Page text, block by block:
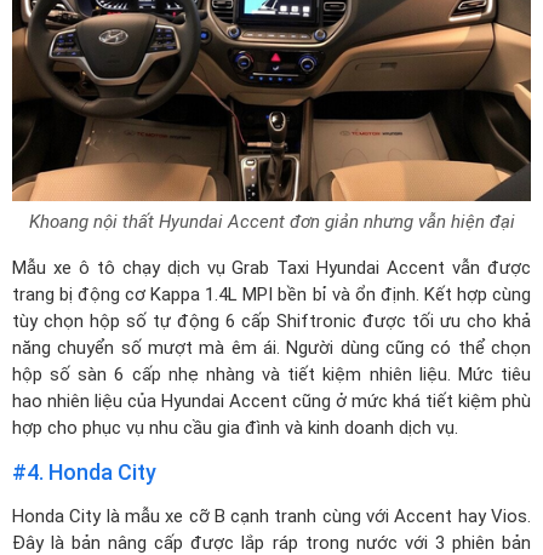
Khoang nội thất Hyundai Accent đơn giản nhưng vẫn hiện đại
Mẫu xe ô tô chạy dịch vụ Grab Taxi Hyundai Accent vẫn được
trang bị động cơ Kappa 1.4L MPI bền bỉ và ổn định. Kết hợp cùng
tùy chọn hộp số tự động 6 cấp Shiftronic được tối ưu cho khả
năng chuyển số mượt mà êm ái. Người dùng cũng có thể chọn
hộp số sàn 6 cấp nhẹ nhàng và tiết kiệm nhiên liệu. Mức tiêu
hao nhiên liệu của Hyundai Accent cũng ở mức khá tiết kiệm phù
hợp cho phục vụ nhu cầu gia đình và kinh doanh dịch vụ.
#4. Honda City
Honda Citylà mẫu xe cỡ B cạnh tranh cùng với Accent hay Vios.
Đây là bản nâng cấp được lắp ráp trong nước với 3 phiên bản